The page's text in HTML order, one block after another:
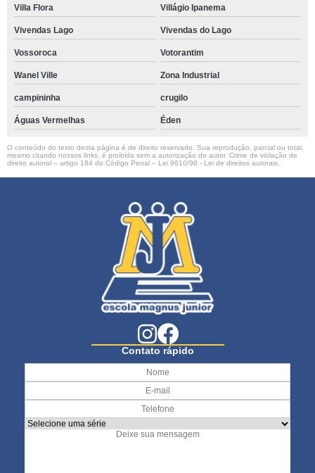
Villa Flora Villágio Ipanema
Vivendas Lago Vivendas do Lago
Vossoroca Votorantim
Wanel Ville Zona Industrial
campininha crugilo
Águas Vermelhas Éden
O conteúdo do texto desta página é de direito reservado. Sua reprodução, parcial ou total,
mesmo citando nossos links, é proibida sem a autorização do autor. Crime de violação de
direito autoral – artigo 184 do Código Penal – Lei 9610/98 - Lei de direitos autorais
Contato rápido